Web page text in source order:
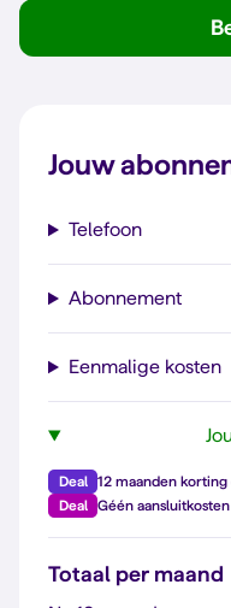
Jouw
Telefoon
Abonnement
Eenmalige kosten
Deal
12 maanden
Deal
Géén aansluitkosten
Totaal per maand